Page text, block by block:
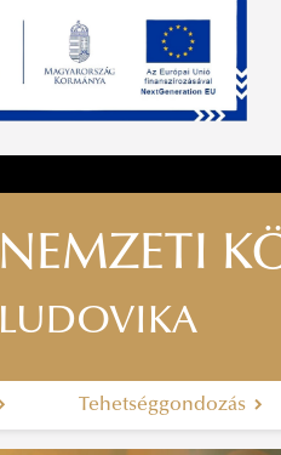
NEMZETI
LUDOVIKA
Tehetséggondozás